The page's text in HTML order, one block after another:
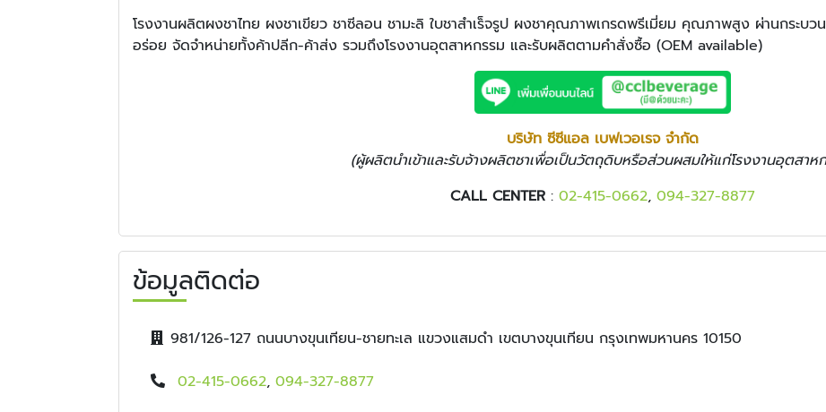
โรงงานผลิตผงชาไทย ผงชาเขียว ชาซีลอน ชามะลิ ใบชาสำเร็จรูป ผงชาคุณภาพเกรดพรีเมี่ยม คุณภาพสูง ผ่านกระบ
อร่อย จัดจำหน่ายทั้งค้าปลีก-ค้าส่ง รวมถึงโรงงานอุตสาหกรรม และรับผลิตตามคำสั่งซื้อ (OEM available)
บริษัท ซีซีแอล เบฟเวอเรจ จำกัด
(ผู้ผลิตนำเข้าและรับจ้างผลิตชาเพื่อเป็นวัตถุดิบหรือส่วนผสมให้แก่โรงงานอุตสาห
CALL CENTER : 02-415-0662, 094-327-8877
ข้อมูลติดต่อ
981/126-127 ถนนบางขุนเทียน-ชายทะเล แขวงแสมดำ เขตบางขุนเทียน กรุงเทพมหานคร 10150
02-415-0662, 094-327-8877